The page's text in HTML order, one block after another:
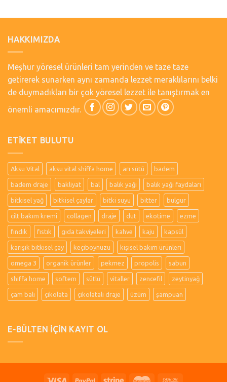
HAKKIMIZDA
Meşhur yöresel ürünleri tam yerinden ve taze taze
getirerek sunarken aynı zamanda lezzet meraklılarını belki
de duymadıkları bir çok yöresel lezzet ile tanıştırmak en
önemli amacımızdır.
ETIKET BULUTU
Aksu Vital aksu vital shiffa home arı sütü badem
badem draje bakliyat bal balık yağı balık yağı faydaları
bitkisel yağ bitkisel çaylar bitki suyu bitter bulgur
cilt bakım kremi collagen draje dut ekotime ezme
fındık fıstık gıda takviyeleri kahve kaju kapsül
karışık bitkisel çay keçiboynuzu kişisel bakım ürünleri
omega 3 organik ürünler pekmez propolis sabun
shiffa home softem sütlü vitaller zencefil zeytinyağ
çam balı çikolata çikolatalı draje üzüm şampuan
E-BÜLTEN İÇİN KAYIT OL